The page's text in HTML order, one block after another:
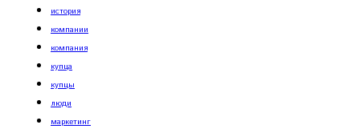
история
компании
компания
купца
купцы
люди
маркетинг